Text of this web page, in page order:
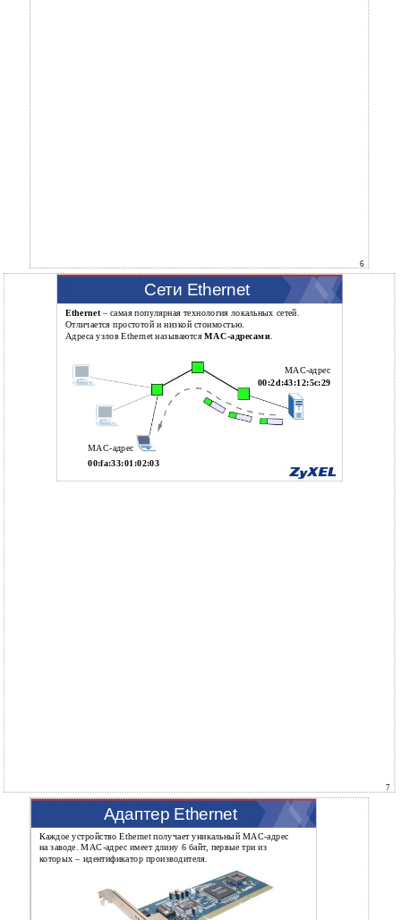
6
Сети Ethernet
Ethernet– самая популярная технология локальных сетей.
Отличается простотой и низкой стоимостью.
Адреса узлов Ethernet называютсяMAC-адресами.
MAC-адрес
00:2d:43:12:5c:29
MAC-адрес
00:fa:33:01:02:03
7
Адаптер Ethernet
Каждое устройство Ethernet получает уникальный MAC-адрес
на заводе. MAC-адрес имеет длину 6 байт, первые три из
которых – идентификатор производителя.